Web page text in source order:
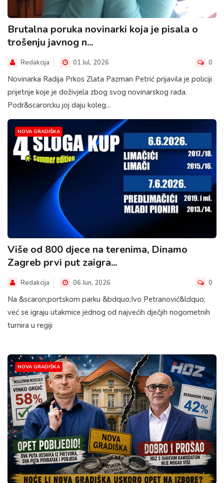
Brutalna poruka novinarki koja je pisala o
trošenju javnog n...
Redakcija 01 Jul, 2026 0
Novinarka Radija Prkos Zlata Pazman Petrić prijavila je policiji
prijetnje koje je doživjela zbog svog novinarskog rada.
Podr&scaron;ku joj daju koleg...
NOVA GRADIŠKA
Više od 800 djece na terenima, Dinamo
Zagreb prvi put zaigra...
Redakcija 06 Jun, 2026 0
Na &scaron;portskom parku &bdquo;Ivo Petranović&ldquo;
već se igraju utakmice jednog od najvećih dječjih nogometnih
turnira u regiji
NOVA GRADIŠKA